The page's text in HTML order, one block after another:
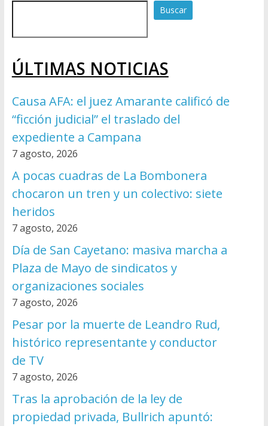
Buscar
ÚLTIMAS NOTICIAS
Causa AFA: el juez Amarante calificó de
“ficción judicial” el traslado del
expediente a Campana
7 agosto, 2026
A pocas cuadras de La Bombonera
chocaron un tren y un colectivo: siete
heridos
7 agosto, 2026
Día de San Cayetano: masiva marcha a
Plaza de Mayo de sindicatos y
organizaciones sociales
7 agosto, 2026
Pesar por la muerte de Leandro Rud,
histórico representante y conductor
de TV
7 agosto, 2026
Tras la aprobación de la ley de
propiedad privada, Bullrich apuntó: